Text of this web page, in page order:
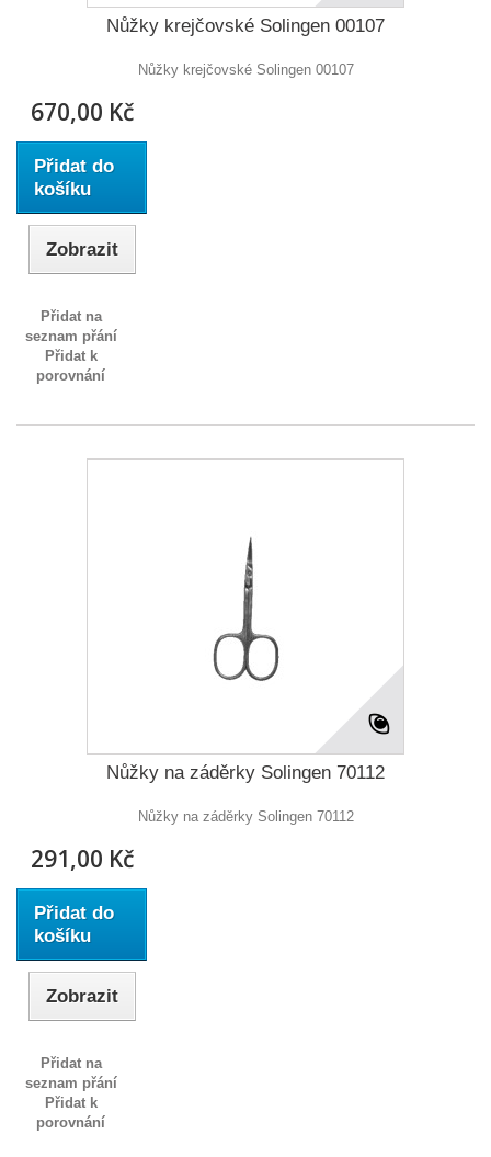
Nůžky krejčovské Solingen 00107
Nůžky krejčovské Solingen 00107
670,00 Kč
Přidat do
košíku
Zobrazit
Přidat na
seznam přání
Přidat k
porovnání
Nůžky na záděrky Solingen 70112
Nůžky na záděrky Solingen 70112
291,00 Kč
Přidat do
košíku
Zobrazit
Přidat na
seznam přání
Přidat k
porovnání